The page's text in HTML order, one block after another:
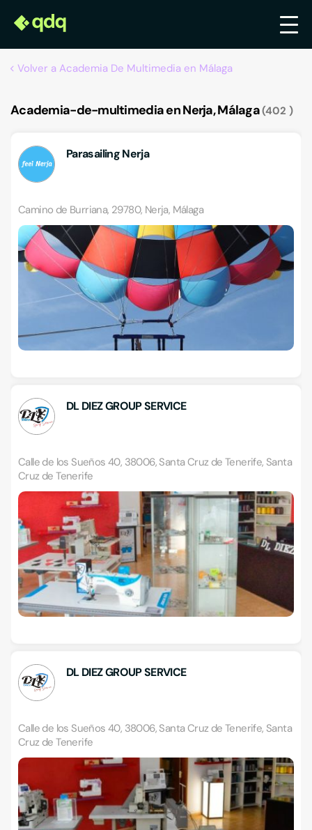
Volver a Academia De Multimedia en Málaga
Academia-de-multimedia en Nerja, Málaga 402
Parasailing Nerja
Camino de Burriana, 29780, Nerja, Málaga
DL DIEZ GROUP SERVICE
Calle de los Sueños 40, 38006, Santa Cruz de Tenerife, Santa
Cruz de Tenerife
DL DIEZ GROUP SERVICE
Calle de los Sueños 40, 38006, Santa Cruz de Tenerife, Santa
Cruz de Tenerife